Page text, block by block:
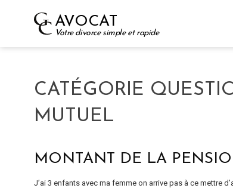
AVOCAT
Votre divorce simple et rapide
CATÉGORIE
MUTUEL
MONTANT DE LA
J’ai 3 enfants avec ma femme on arrive pas à ce mettre